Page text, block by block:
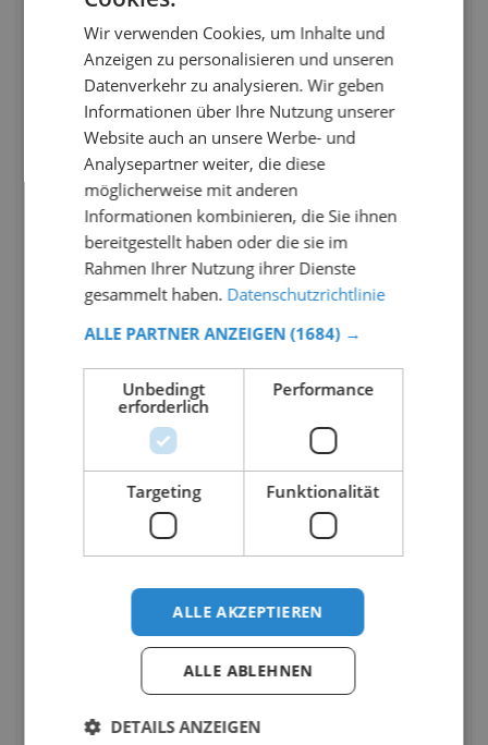
Wir verwenden Cookies, um Inhalte und
Anzeigen zu personalisieren und unseren
Datenverkehr zu analysieren. Wir geben
Informationen über Ihre Nutzung unserer
Website auch an unsere Werbe- und
Analysepartner weiter, die diese
möglicherweise mit anderen
Informationen kombinieren, die Sie ihnen
bereitgestellt haben oder die sie im
Rahmen Ihrer Nutzung ihrer Dienste
gesammelt haben. Datenschutzrichtlinie
ALLE PARTNER ANZEIGEN (1684) →
Unbedingt
erforderlich
Performance
Targeting Funktionalität
ALLE AKZEPTIEREN
ALLE ABLEHNEN
DETAILS ANZEIGEN